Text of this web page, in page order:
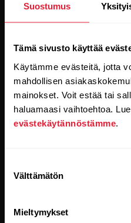
Suostumus
Tämä sivusto käyttää
Käytämme evästeitä, jotta
mahdollisen
mainokset. Voit estää tai
haluamaasi vaihtoehtoa.
evästekäytännöstämme
valinta
Välttämätön
Mieltymykset
Tilaa uutiskirjeemme, niin saat
uusinta tietoa suoraan
lukeneesi